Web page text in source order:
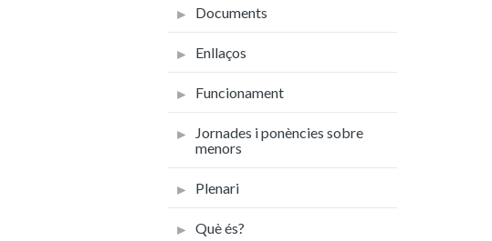
Documents
Enllaços
Funcionament
Jornades i ponències sobre
menors
Plenari
Què és?